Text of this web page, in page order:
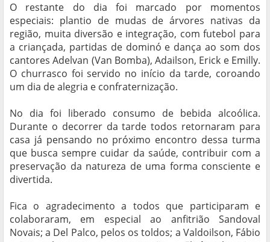
O restante do dia foi marcado por momentos
especiais: plantio de mudas de árvores nativas da
região, muita diversão e integração, com futebol para
a criançada, partidas de dominó e dança ao som dos
cantores Adelvan (Van Bomba), Adailson, Erick e Emilly.
O churrasco foi servido no início da tarde, coroando
um dia de alegria e confraternização.
No dia foi liberado consumo de bebida alcoólica.
Durante o decorrer da tarde todos retornaram para
casa já pensando no próximo encontro dessa turma
que busca sempre cuidar da saúde, contribuir com a
preservação da natureza de uma forma consciente e
divertida.
Fica o agradecimento a todos que participaram e
colaboraram, em especial ao anfitrião Sandoval
Novais; a Del Palco, pelos os toldos; a Valdoilson, Fábio